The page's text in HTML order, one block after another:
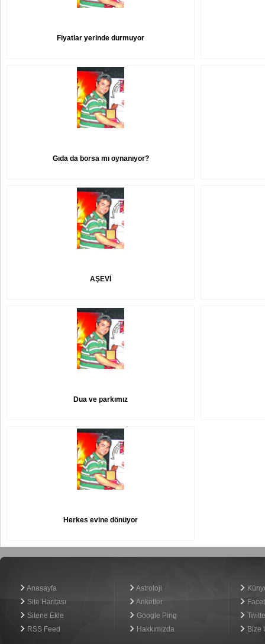
Fiyatlar yerinde durmuyor
Gıda da borsa mı oynanıyor?
AŞEVİ
Dua ve parkımız
Herkes evine dönüyor
Anasayfa
Site Haritası
Sitene Ekle
RSS Feed
Astroloji
Anketler
Google Ping
Hakkımızda
Bize